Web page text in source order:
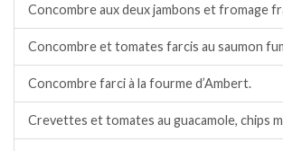
Concombre aux deux jambons et fromage
Concombre et tomates farcis au saumon
Concombre farci à la fourme d’Ambert.
Crevettes et tomates au guacamole, chips